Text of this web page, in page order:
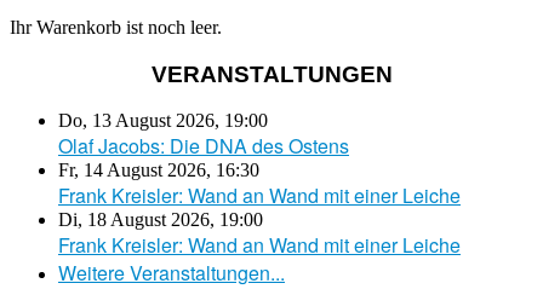
Ihr Warenkorb ist noch leer.
VERANSTALTUNGEN
Do, 13 August 2026, 19:00
Olaf Jacobs: Die DNA des Ostens
Fr, 14 August 2026, 16:30
Frank Kreisler: Wand an Wand mit einer Leiche
Di, 18 August 2026, 19:00
Frank Kreisler: Wand an Wand mit einer Leiche
Weitere Veranstaltungen...